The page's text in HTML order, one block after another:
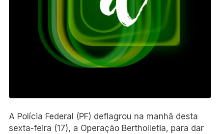
A Polícia Federal (PF) deflagrou na manhã desta
sexta-feira (17), a Operação Bertholletia, para dar